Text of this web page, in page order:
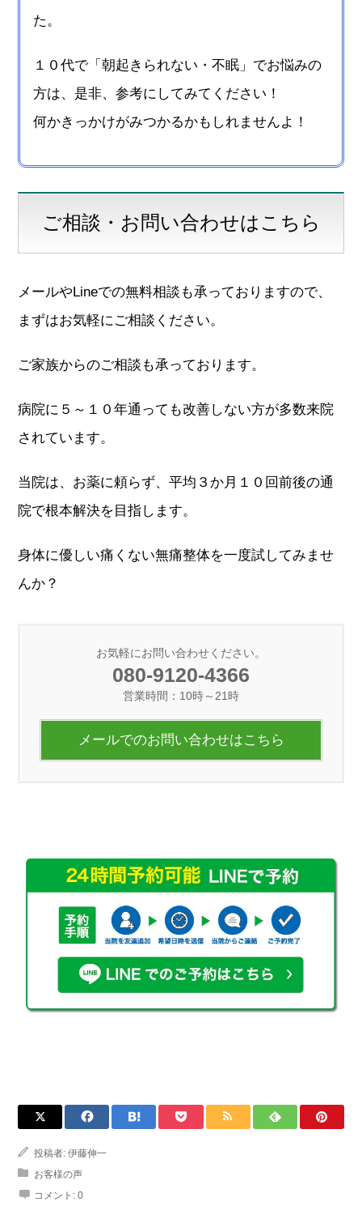
た。
１０代で「朝起きられない・不眠」でお悩みの
方は、是非、参考にしてみてください！
何かきっかけがみつかるかもしれませんよ！
ご相談・お問い合わせはこちら
メールやLineでの無料相談も承っておりますので、
まずはお気軽にご相談ください。
ご家族からのご相談も承っております。
病院に５～１０年通っても改善しない方が多数来院
されています。
当院は、お薬に頼らず、平均３か月１０回前後の通
院で根本解決を目指します。
身体に優しい痛くない無痛整体を一度試してみませ
んか？
お気軽にお問い合わせください。
080-9120-4366
営業時間：10時～21時
メールでのお問い合わせはこちら
投稿者: 伊藤伸一
お客様の声
コメント: 0